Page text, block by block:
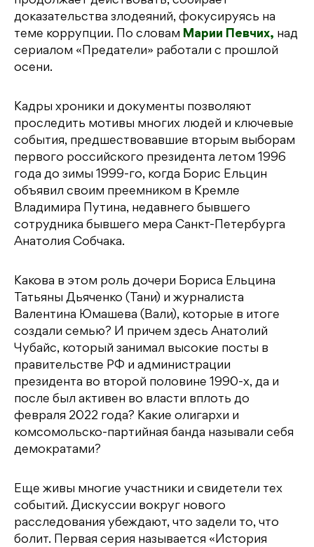
доказательства злодеяний, фокусируясь на
теме коррупции. По словам Марии Певчих, над
сериалом «Предатели» работали с прошлой
осени.
Кадры хроники и документы позволяют
проследить мотивы многих людей и ключевые
события, предшествовавшие вторым выборам
первого российского президента летом 1996
года до зимы 1999-го, когда Борис Ельцин
объявил своим преемником в Кремле
Владимира Путина, недавнего бывшего
сотрудника бывшего мера Санкт-Петербурга
Анатолия Собчака.
Какова в этом роль дочери Бориса Ельцина
Татьяны Дьяченко (Тани) и журналиста
Валентина Юмашева (Вали), которые в итоге
создали семью? И причем здесь Анатолий
Чубайс, который занимал высокие посты в
правительстве РФ и администрации
президента во второй половине 1990-х, да и
после был активен во власти вплоть до
февраля 2022 года? Какие олигархи и
комсомольско-партийная банда называли себя
демократами?
Еще живы многие участники и свидетели тех
событий. Дискуссии вокруг нового
расследования убеждают, что задели то, что
болит. Первая серия называется «История